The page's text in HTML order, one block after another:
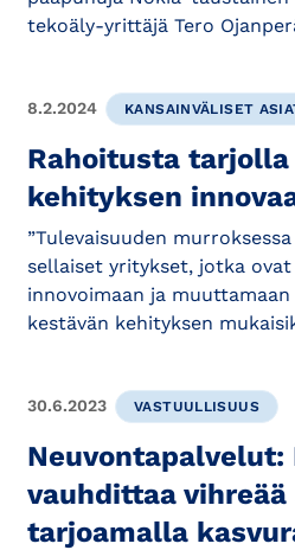
tekoäly-yrittäjä Tero
8.2.2024 KANSAINVÄLISET
Rahoitusta tarjolla
kehityksen
”Tulevaisuuden
sellaiset yritykset, jotka ovat
innovoimaan ja
kestävän kehityksen
30.6.2023 VASTUULLISUUS
Neuvontapalvelut:
vauhdittaa
tarjoamalla